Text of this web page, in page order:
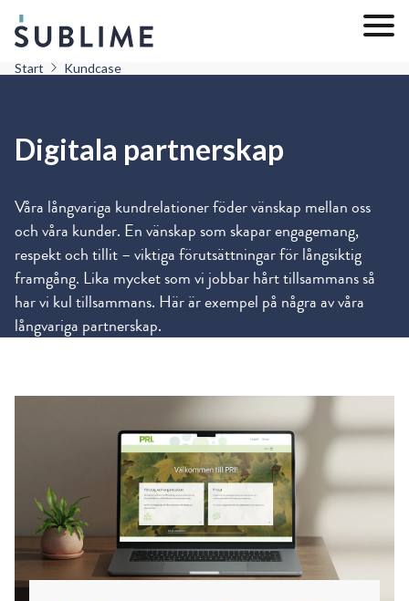
Start Kundcase
Digitala partnerskap
Våra långvariga kundrelationer föder vänskap mellan oss
och våra kunder. En vänskap som skapar engagemang,
respekt och tillit – viktiga förutsättningar för långsiktig
framgång. Lika mycket som vi jobbar hårt tillsammans så
har vi kul tillsammans. Här är exempel på några av våra
långvariga partnerskap.